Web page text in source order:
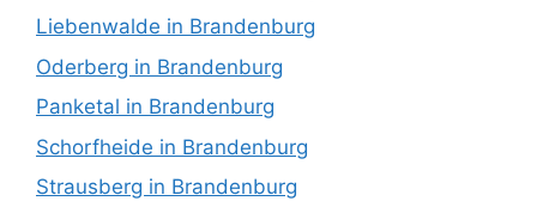
Liebenwalde in Brandenburg
Oderberg in Brandenburg
Panketal in Brandenburg
Schorfheide in Brandenburg
Strausberg in Brandenburg